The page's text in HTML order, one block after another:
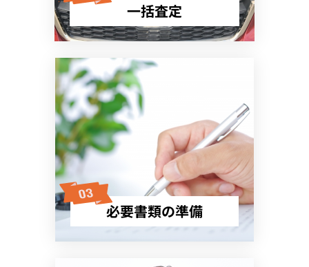
一括査定
必要書類の準備